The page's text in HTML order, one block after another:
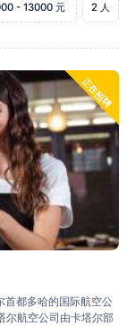
期：招满为止 报名所
- 13000 元 2 人
正在招聘
尔航空公司由卡塔尔部